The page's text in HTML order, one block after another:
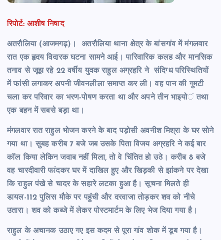
रिपोर्ट: आशीष निषाद
अतरौलिया (आजमगढ़)। अतरौलिया थाना क्षेत्र के बांसगांव में मंगलवार
रात एक हृदय विदारक घटना सामने आई। पारिवारिक कलह और मानसिक
तनाव से जूझ रहे 22 वर्षीय युवक राहुल अग्रहरि ने संदिग्ध परिस्थितियों
में फांसी लगाकर अपनी जीवनलीला समाप्त कर ली। वह पान की गुमटी
चला कर परिवार का भरण-पोषण करता था और अपने तीन भाइयोंतथा
एक बहन में सबसे बड़ा था।
मंगलवार रात राहुल भोजन करने के बाद पड़ोसी अवनीश मिश्रा के घर सोने
गया था। सुबह करीब 7 बजे जब उसके पिता विजय अग्रहरि ने कई बार
कॉल किया लेकिन जवाब नहीं मिला, तो वे चिंतित हो उठे। करीब 8 बजे
वह चारदीवारी फांदकर घर में दाखिल हुए और खिड़की से झांकने पर देखा
कि राहुल पंखे से चादर के सहारे लटका हुआ है। सूचना मिलते ही
डायल-112 पुलिस मौके पर पहुंची और दरवाजा तोड़कर शव को नीचे
उतारा। शव को कब्जे में लेकर पोस्टमार्टम के लिए भेज दिया गया है।
राहुल के अचानक उठाए गए इस कदम से पूरा गांव शोक में डूब गया है।